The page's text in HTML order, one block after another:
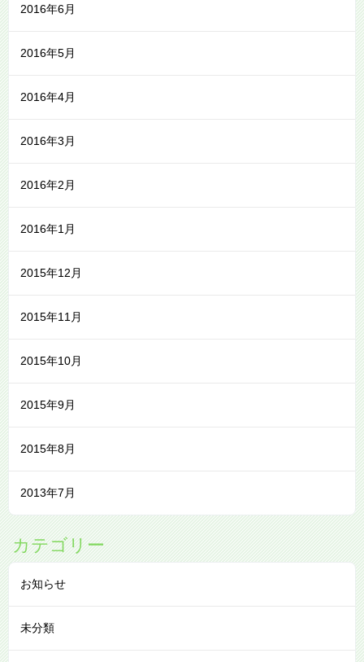
2016年6月
2016年5月
2016年4月
2016年3月
2016年2月
2016年1月
2015年12月
2015年11月
2015年10月
2015年9月
2015年8月
2013年7月
カテゴリー
お知らせ
未分類